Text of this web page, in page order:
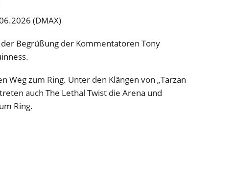
(DMAX)
Begrüßung der Kommentatoren Tony
Weg zum Ring. Unter den Klängen von „Tarzan
auch The Lethal Twist die Arena und
Ring.